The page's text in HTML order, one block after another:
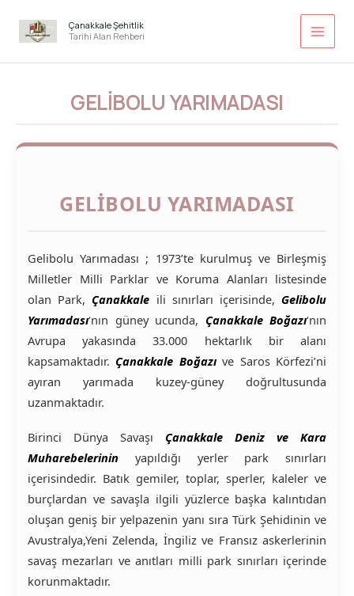
atla
Çanakkale Şehitlik
Tarihi Alan Rehberi
GELIBOLU YARIMADASI
GELIBOLU YARIMADASI
Gelibolu Yarımadası ; 1973’te kurulmuş ve Birleşmiş
Milletler Milli Parklar ve Koruma Alanları listesinde
olan Park, Çanakkale ili sınırları içerisinde,Gelibolu
Yarımadası‘nın güney ucunda, Çanakkale Boğazı‘nın
Avrupa yakasında 33.000 hektarlık bir alanı
kapsamaktadır. Çanakkale Boğazıve Saros Körfezi’ni
ayıran yarımada kuzey-güney doğrultusunda
uzanmaktadır.
Birinci Dünya Savaşı Çanakkale Deniz ve Kara
Muharebelerinin yapıldığı yerler park sınırları
içerisindedir. Batık gemiler, toplar, sperler, kaleler ve
burçlardan ve savaşla ilgili yüzlerce başka kalıntıdan
oluşan geniş bir yelpazenin yanı sıra Türk Şehidinin ve
Avustralya,Yeni Zelenda, İngiliz ve Fransız askerlerinin
savaş mezarları ve anıtları milli park sınırları içerinde
korunmaktadır.